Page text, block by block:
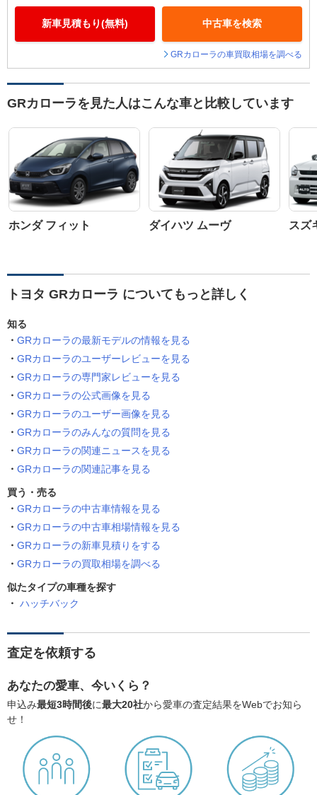
新車見積もり(無料) 中古車を検索
GRカローラの車買取相場を調べる
GRカローラを見た人はこんな車と比較しています
ホンダ フィット ダイハツ ムーヴ スズ
トヨタ GRカローラ についてもっと詳しく
知る
GRカローラの最新モデルの情報を見る
GRカローラのユーザーレビューを見る
GRカローラの専門家レビューを見る
GRカローラの公式画像を見る
GRカローラのユーザー画像を見る
GRカローラのみんなの質問を見る
GRカローラの関連ニュースを見る
GRカローラの関連記事を見る
買う・売る
GRカローラの中古車情報を見る
GRカローラの中古車相場情報を見る
GRカローラの新車見積りをする
GRカローラの買取相場を調べる
似たタイプの車種を探す
ハッチバック
査定を依頼する
あなたの愛車、今いくら？
申込み最短3時間後に最大20社から愛車の査定結果をWebでお知ら
せ！